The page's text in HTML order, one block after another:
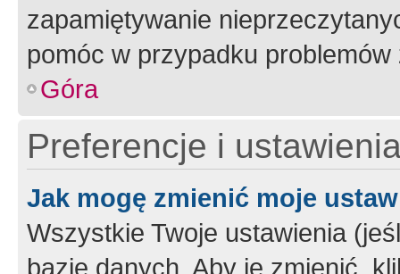
zapamiętywanie
pomóc w przypadku
Góra
Preferencje i
Jak mogę zmienić moje
Wszystkie Twoje ustawienia
bazie danych. Aby je zmienić,